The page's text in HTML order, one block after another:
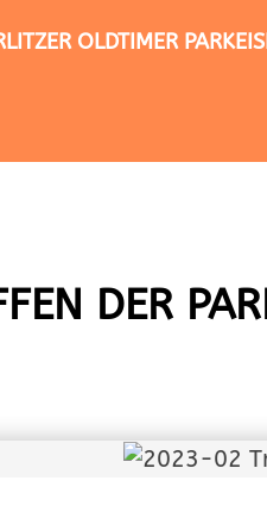
OLDTIMER
DER